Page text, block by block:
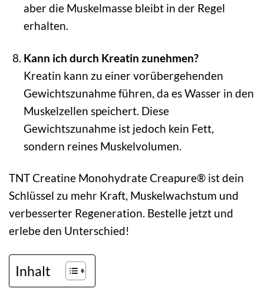
aber die Muskelmasse bleibt in der Regel
erhalten.
Kann ich durch Kreatin zunehmen?
Kreatin kann zu einer vorübergehenden
Gewichtszunahme führen, da es Wasser in den
Muskelzellen speichert. Diese
Gewichtszunahme ist jedoch kein Fett,
sondern reines Muskelvolumen.
TNT Creatine Monohydrate Creapure® ist dein
Schlüssel zu mehr Kraft, Muskelwachstum und
verbesserter Regeneration. Bestelle jetzt und
erlebe den Unterschied!
Inhalt